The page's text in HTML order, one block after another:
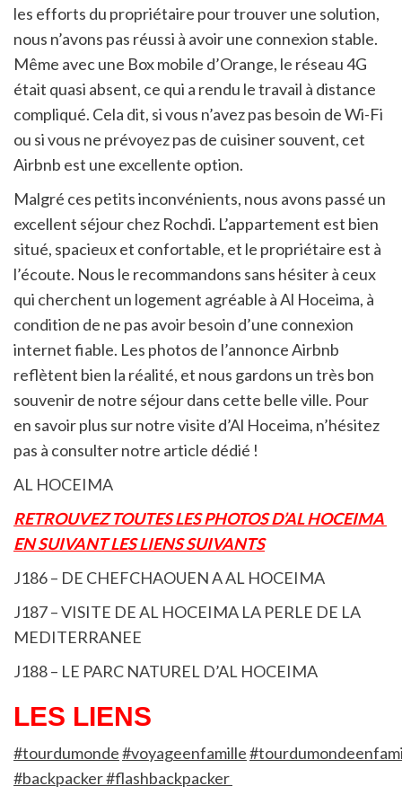
les efforts du propriétaire pour trouver une solution,
nous n’avons pas réussi à avoir une connexion stable.
Même avec une Box mobile d’Orange, le réseau 4G
était quasi absent, ce qui a rendu le travail à distance
compliqué. Cela dit, si vous n’avez pas besoin de Wi-Fi
ou si vous ne prévoyez pas de cuisiner souvent, cet
Airbnb est une excellente option.
Malgré ces petits inconvénients, nous avons passé un
excellent séjour chez Rochdi. L’appartement est bien
situé, spacieux et confortable, et le propriétaire est à
l’écoute. Nous le recommandons sans hésiter à ceux
qui cherchent un logement agréable à Al Hoceima, à
condition de ne pas avoir besoin d’une connexion
internet fiable. Les photos de l’annonce Airbnb
reflètent bien la réalité, et nous gardons un très bon
souvenir de notre séjour dans cette belle ville. Pour
en savoir plus sur notre visite d’Al Hoceima, n’hésitez
pas à consulter notre article dédié !
AL HOCEIMA
RETROUVEZ TOUTES LES PHOTOS D’AL HOCEIMA
EN SUIVANT LES LIENS SUIVANTS
J186 – DE CHEFCHAOUEN A AL HOCEIMA
J187 – VISITE DE AL HOCEIMA LA PERLE DE LA
MEDITERRANEE
J188 – LE PARC NATUREL D’AL HOCEIMA
LES LIENS
#tourdumonde#voyageenfamille
#backpacker #flashbackpacker